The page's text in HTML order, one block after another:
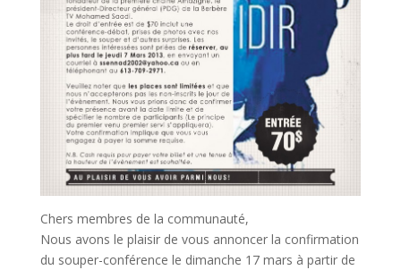
Chers membres de la communauté,
Nous avons le plaisir de vous annoncer la confirmation
du souper-conférence le dimanche 17 mars à partir de